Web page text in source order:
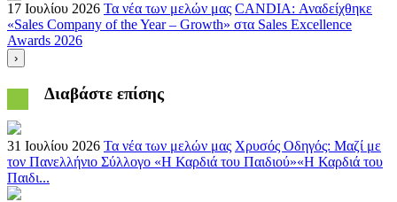
17 Ιουλίου 2026 Τα νέα των μελών μας CANDIA: Αναδείχθηκε
«Sales Company of the Year – Growth» στα Sales Excellence
Awards 2026
›
Διαβάστε επίσης
31 Ιουλίου 2026 Τα νέα των μελών μας Χρυσός Οδηγός: Μαζί με
τον Πανελλήνιο Σύλλογο «Η Καρδιά του Παιδιού»«Η Καρδιά του
Παιδι...